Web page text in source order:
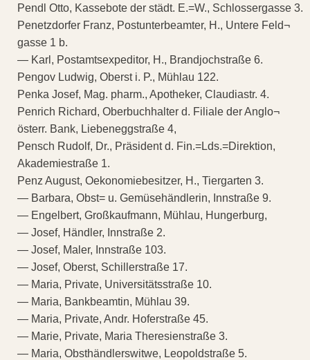
Pendl Otto, Kassebote der städt. E.=W., Schlossergasse 3.
Penetzdorfer Franz, Postunterbeamter, H., Untere Feld¬
gasse 1 b.
— Karl, Postamtsexpeditor, H., Brandjochstraße 6.
Pengov Ludwig, Oberst i. P., Mühlau 122.
Penka Josef, Mag. pharm., Apotheker, Claudiastr. 4.
Penrich Richard, Oberbuchhalter d. Filiale der Anglo¬
österr. Bank, Liebeneggstraße 4,
Pensch Rudolf, Dr., Präsident d. Fin.=Lds.=Direktion,
Akademiestraße 1.
Penz August, Oekonomiebesitzer, H., Tiergarten 3.
— Barbara, Obst= u. Gemüsehändlerin, Innstraße 9.
— Engelbert, Großkaufmann, Mühlau, Hungerburg,
— Josef, Händler, Innstraße 2.
— Josef, Maler, Innstraße 103.
— Josef, Oberst, Schillerstraße 17.
— Maria, Private, Universitätsstraße 10.
— Maria, Bankbeamtin, Mühlau 39.
— Maria, Private, Andr. Hoferstraße 45.
— Marie, Private, Maria Theresienstraße 3.
— Maria, Obsthändlerswitwe, Leopoldstraße 5.